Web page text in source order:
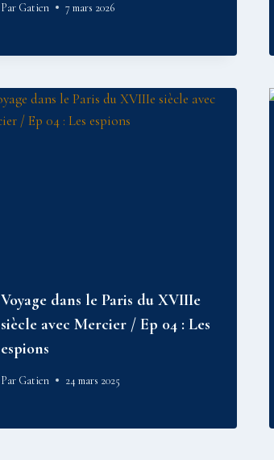
Par Gatien 7 mars 2026
Voyage dans le Paris du XVIIIe
siècle avec Mercier / Ep 04 : Les
espions
Par Gatien 24 mars 2025